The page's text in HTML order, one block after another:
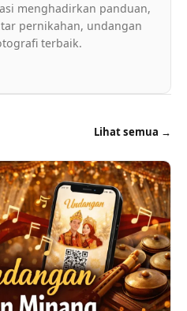
menghadirkan panduan,
pernikahan, undangan
terbaik.
Lihat semua →